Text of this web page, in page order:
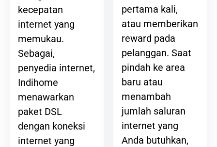
kecepatan
internet yang
memukau.
Sebagai,
penyedia internet,
Indihome
menawarkan
paket DSL
dengan koneksi
internet yang
pertama kali,
atau memberikan
reward pada
pelanggan. Saat
pindah ke area
baru atau
menambah
jumlah saluran
internet yang
Anda butuhkan,